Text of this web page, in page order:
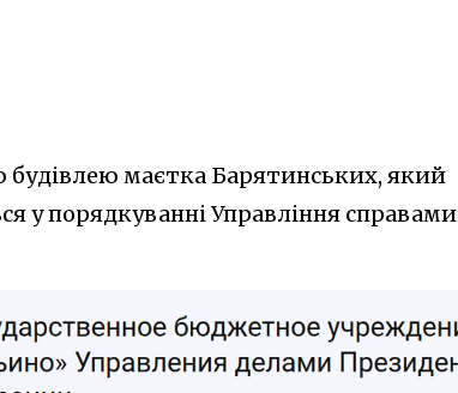
будівлею маєтка Барятинських, який
у порядкуванні Управління справами